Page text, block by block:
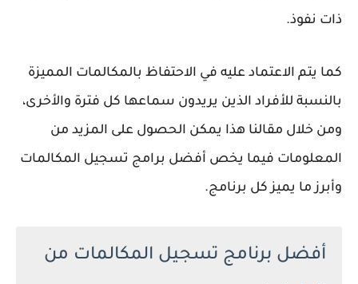
ذات نفوذ.
كما يتم الاعتماد عليه في الاحتفاظ بالمكالمات المميزة
بالنسبة للأفراد الذين يريدون سماعها كل فترة والأخرى،
ومن خلال مقالنا هذا يمكن الحصول على المزيد من
المعلومات فيما يخص أفضل برامج تسجيل المكالمات
وأبرز ما يميز كل برنامج.
أفضل برنامج تسجيل المكالمات من